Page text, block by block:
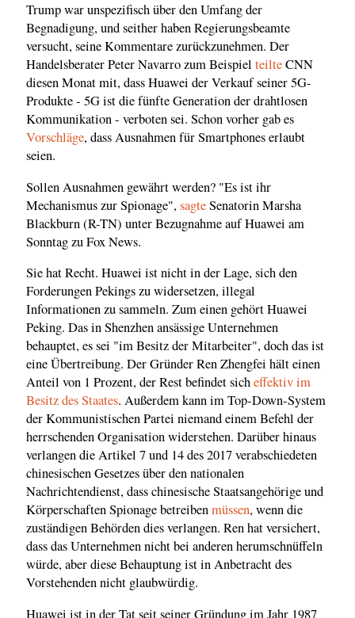
Trump war unspezifisch über den Umfang der
Begnadigung, und seither haben Regierungsbeamte
versucht, seine Kommentare zurückzunehmen. Der
Handelsberater Peter Navarro zum Beispiel teilteCNN
diesen Monat mit, dass Huawei der Verkauf seiner 5G-
Produkte - 5G ist die fünfte Generation der drahtlosen
Kommunikation - verboten sei. Schon vorher gab es
Vorschläge, dass Ausnahmen für Smartphones erlaubt
seien.
Sollen Ausnahmen gewährt werden? "Es ist ihr
Mechanismus zur Spionage",sagteSenatorin Marsha
Blackburn (R-TN) unter Bezugnahme auf Huawei am
Sonntag zu Fox News.
Sie hat Recht. Huawei ist nicht in der Lage, sich den
Forderungen Pekings zu widersetzen, illegal
Informationen zu sammeln. Zum einen gehört Huawei
Peking. Das in Shenzhen ansässige Unternehmen
behauptet, es sei "im Besitz der Mitarbeiter", doch das ist
eine Übertreibung. Der Gründer Ren Zhengfei hält einen
Anteil von 1 Prozent, der Rest befindet sicheffektiv im
Besitz des Staates. Außerdem kann im Top-Down-System
der Kommunistischen Partei niemand einem Befehl der
herrschenden Organisation widerstehen. Darüber hinaus
verlangen die Artikel 7 und 14 des 2017 verabschiedeten
chinesischen Gesetzes über den nationalen
Nachrichtendienst, dass chinesische Staatsangehörige und
Körperschaften Spionage betreibenmüssen, wenn die
zuständigen Behörden dies verlangen. Ren hat versichert,
dass das Unternehmen nicht bei anderen herumschnüffeln
würde, aber diese Behauptung ist in Anbetracht des
Vorstehenden nicht glaubwürdig.
Huawei ist in der Tat seit seiner Gründung im Jahr 1987